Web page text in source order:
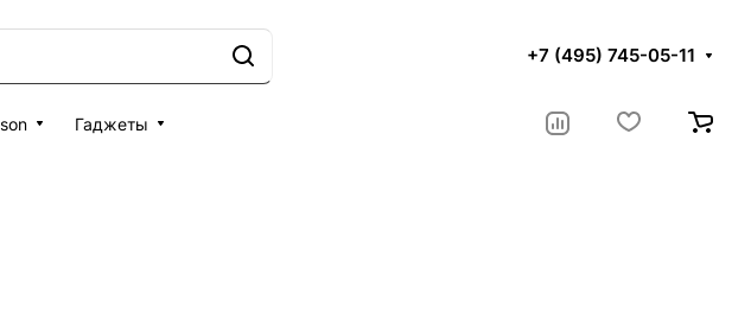
+7 (495) 745-05-11
Гаджеты